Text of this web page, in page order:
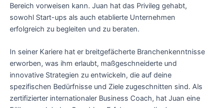
Bereich vorweisen kann. Juan hat das Privileg gehabt,
sowohl Start-ups als auch etablierte Unternehmen
erfolgreich zu begleiten und zu beraten.
In seiner Kariere hat er breitgefächerte Branchenkenntnisse
erworben, was ihm erlaubt, maßgeschneiderte und
innovative Strategien zu entwickeln, die auf deine
spezifischen Bedürfnisse und Ziele zugeschnitten sind. Als
zertifizierter internationaler Business Coach, hat Juan eine